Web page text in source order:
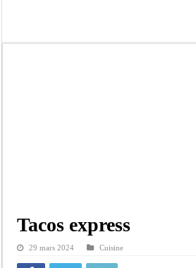
Tacos express
29 mars 2024 Cuisine